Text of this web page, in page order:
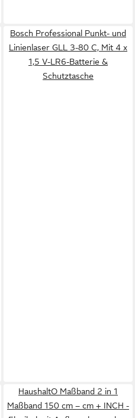
Bosch Professional Punkt- und
Linienlaser GLL 3-80 C, Mit 4 x
1,5 V-LR6-Batterie &
Schutztasche
HaushaltO Maßband 2 in 1
Maßband 150 cm – cm + INCH -